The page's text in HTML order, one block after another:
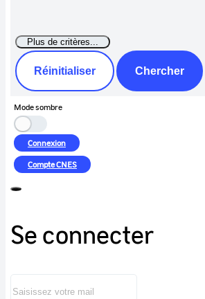
Réinitialiser Chercher
Mode sombre
Connexion
CompteCNES
Se connecter